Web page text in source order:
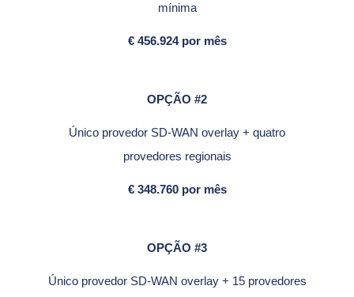
mínima
€ 456.924 por mês
OPÇÃO #2
Único provedor SD-WAN overlay + quatro
provedores regionais
€ 348.760 por mês
OPÇÃO #3
Único provedor SD-WAN overlay + 15 provedores